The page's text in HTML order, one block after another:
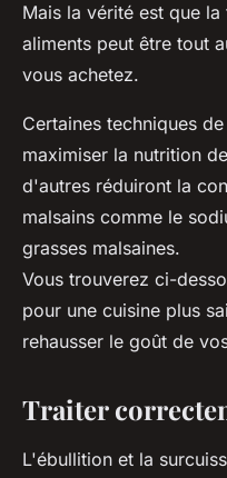
Mais la vérité est que
aliments peut être tout
vous achetez.
Certaines techniques
maximiser la nutrition
d'autres réduiront la
malsains comme le
grasses malsaines.
Vous trouverez ci-
pour une cuisine plus
rehausser le goût de
Traiter
L'ébullition et la